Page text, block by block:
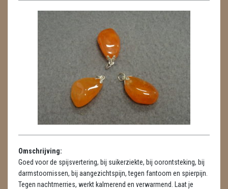
HANGERS
LUXE HANGERS
HARTEN
HUISREINIGING
KAARSEN
Omschrijving:
Goed voor de spijsvertering, bij suikerziekte, bij oorontsteking, bij
darmstoornissen, bij aangezichtspijn, tegen fantoom en spierpijn.
Tegen nachtmerries, werkt kalmerend en verwarmend. Laat je